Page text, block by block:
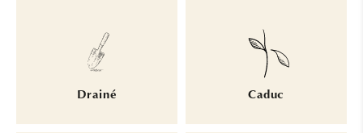
Drainé Caduc